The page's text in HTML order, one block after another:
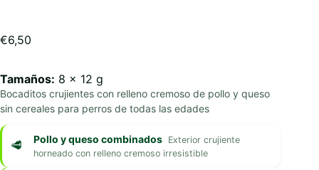
€6,50
Tamaños: 8 x 12 g
Bocaditos crujientes con relleno cremoso de pollo y queso
sin cereales para perros de todas las edades
Pollo y queso combinados Exterior crujiente
horneado con relleno cremoso irresistible